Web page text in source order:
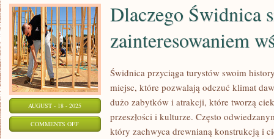
SIĘ
W
NICH
ZNALEŹĆ
AUGUST - 18 - 2025
COMMENTS OFFON
Dlaczego Świdnica
zainteresowaniem
Świdnica przyciąga turystów swoim
miejsc, które pozwalają odczuć klimat
dużo zabytków i atrakcji, które tworzą
przeszłości i kulturze. Często
który zachwyca drewnianą konstrukcją i